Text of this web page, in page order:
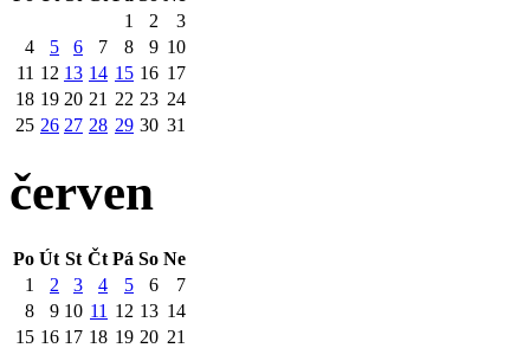
1
2
3
4
5 6 7 8 9 10
11 12 13 14 15 16 17
18 19 20 21 22 23 24
25 26 27 28 29 30 31
červen
Po Út St Čt Pá So Ne
1
2 3 4 5 6
7
8
9 10 11 12 13 14
15 16 17 18 19 20 21